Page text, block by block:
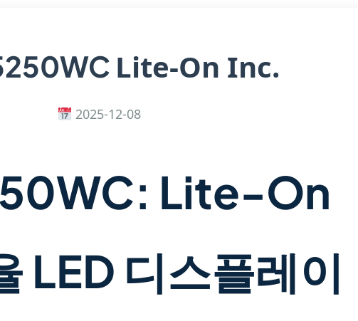
Lite-On Inc.
2025-12-08
Lite-On
LED 디스플레이